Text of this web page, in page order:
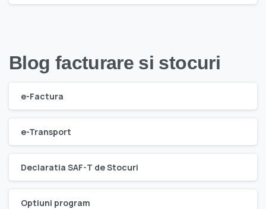
Blog facturare si stocuri
e-Factura
e-Transport
Declaratia SAF-T de Stocuri
Optiuni program